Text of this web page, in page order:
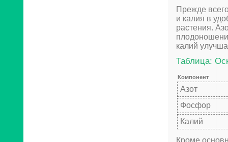
Прежде
и калия в
растения.
калий
Таблица:
Компонент
Азот
Фосфор
Калий